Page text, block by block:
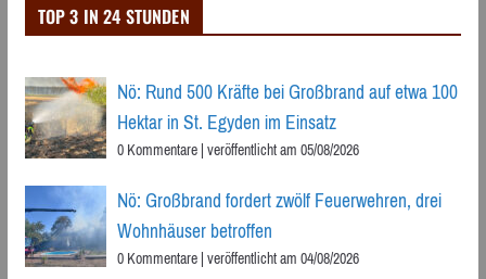
TOP 3 IN 24 STUNDEN
Nö: Rund 500 Kräfte bei Großbrand auf etwa 100
Hektar in St. Egyden im Einsatz
0 Kommentare|veröffentlicht am 05/08/2026
Nö: Großbrand fordert zwölf Feuerwehren, drei
Wohnhäuser betroffen
0 Kommentare|veröffentlicht am 04/08/2026